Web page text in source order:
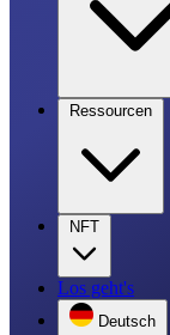
Ressourcen
NFT
Los geht's
Deutsch